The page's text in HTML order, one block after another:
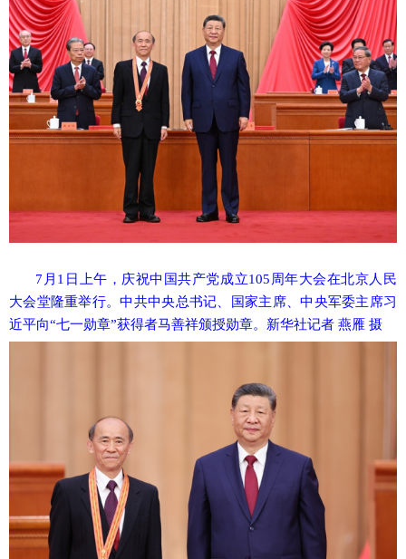
7月1日上午，庆祝中国共产党成立105周年大会在北京人民
大会堂隆重举行。中共中央总书记、国家主席、中央军委主席习
近平向“七一勋章”获得者马善祥颁授勋章。新华社记者 燕雁 摄